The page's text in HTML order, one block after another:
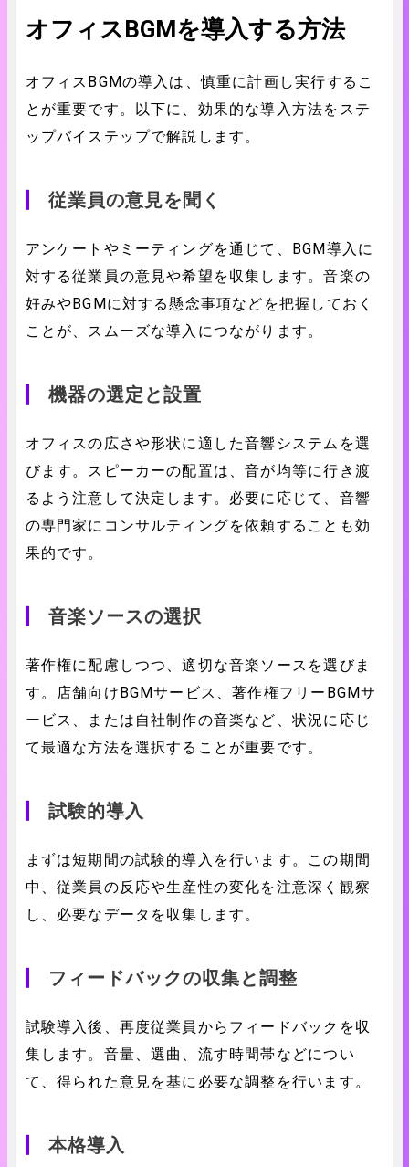
オフィスBGMを導入する方法
オフィスBGMの導入は、慎重に計画し実行するこ
とが重要です。以下に、効果的な導入方法をステ
ップバイステップで解説します。
従業員の意見を聞く
アンケートやミーティングを通じて、BGM導入に
対する従業員の意見や希望を収集します。音楽の
好みやBGMに対する懸念事項などを把握しておく
ことが、スムーズな導入につながります。
機器の選定と設置
オフィスの広さや形状に適した音響システムを選
びます。スピーカーの配置は、音が均等に行き渡
るよう注意して決定します。必要に応じて、音響
の専門家にコンサルティングを依頼することも効
果的です。
音楽ソースの選択
著作権に配慮しつつ、適切な音楽ソースを選びま
す。店舗向けBGMサービス、著作権フリーBGMサ
ービス、または自社制作の音楽など、状況に応じ
て最適な方法を選択することが重要です。
試験的導入
まずは短期間の試験的導入を行います。この期間
中、従業員の反応や生産性の変化を注意深く観察
し、必要なデータを収集します。
フィードバックの収集と調整
試験導入後、再度従業員からフィードバックを収
集します。音量、選曲、流す時間帯などについ
て、得られた意見を基に必要な調整を行います。
本格導入